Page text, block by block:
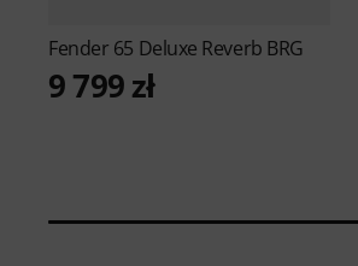
Fender 65 Deluxe Reverb BRG
9 799 zł